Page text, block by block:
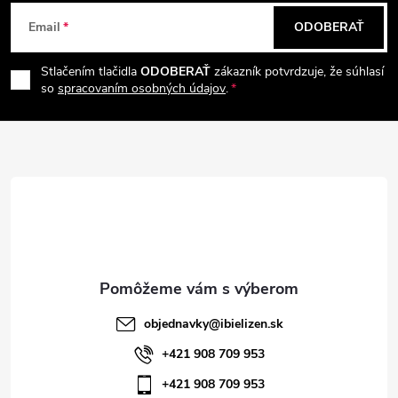
á
p
Email
Stlačením tlačidla ODOBERAŤ zákazník potvrdzuje, že súhlasí
so spracovaním osobných údajov.
ODOBERAŤ
objednavky@ibielizen.sk
+421 908 709 953
+421 908 709 953